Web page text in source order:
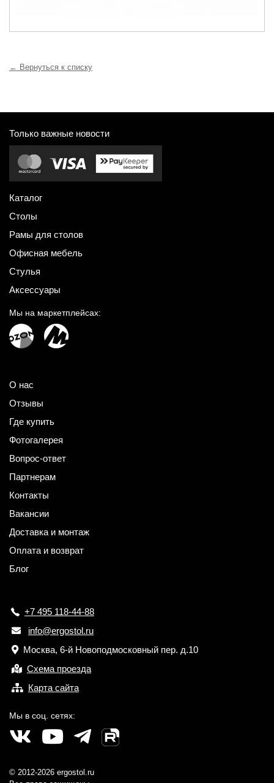
← Вернуться к списку
Только важные новости
Каталог
Столы
Рамы для столов
Офисная мебель
Стулья
Аксессуары
Мы на маркетплейсах:
О нас
Отзывы
Где купить
Фотогалерея
Вопрос-ответ
Партнерам
Контакты
Вакансии
Доставка и монтаж
Оплата и возврат
Блог
+7 495 118-44-88
info@ergostol.ru
Москва, 6-й Новоподмосковный пер. д.10
Схема проезда
Карта сайта
Мы в соц. сетях:
© 2012-2026 ergostol.ru